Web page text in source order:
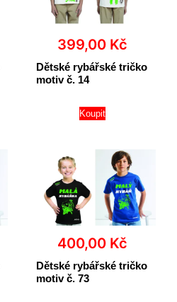
399,00 Kč
Dětské rybářské tričko
motiv č. 14
Koupit
400,00 Kč
Dětské rybářské tričko
motiv č. 73